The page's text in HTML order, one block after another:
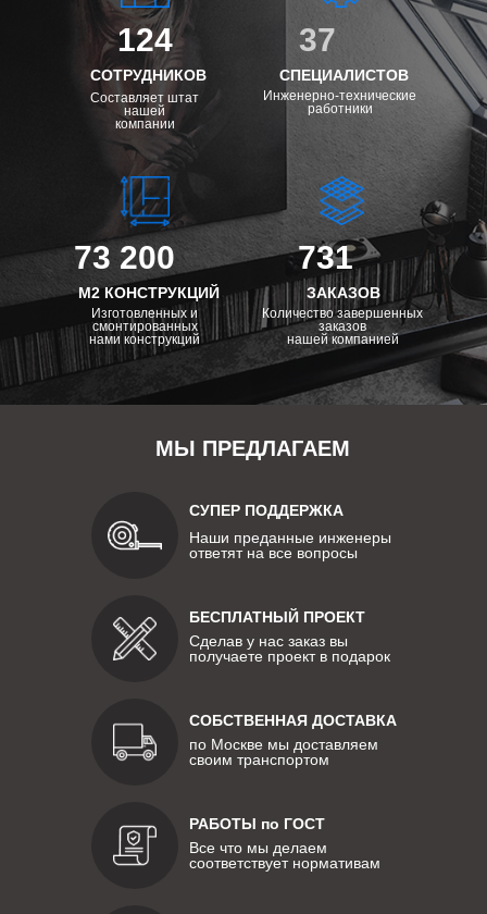
124
СОТРУДНИКОВ
Составляет штат
нашей
компании
73 200
М2 КОНСТРУКЦИЙ
Изготовленных и
смонтированных
нами конструкций
731
ЗАКАЗОВ
Количество завершенных
заказов
нашей компанией
37
СПЕЦИАЛИСТОВ
Инженерно-технические
работники
МЫ ПРЕДЛАГАЕМ
СУПЕР ПОДДЕРЖКА
Наши преданные инженеры
ответят на все вопросы
БЕСПЛАТНЫЙ ПРОЕКТ
Сделав у нас заказ вы
получаете проект в подарок
СОБСТВЕННАЯ ДОСТАВКА
по Москве мы доставляем
своим транспортом
РАБОТЫ по ГОСТ
Все что мы делаем
соответствует нормативам